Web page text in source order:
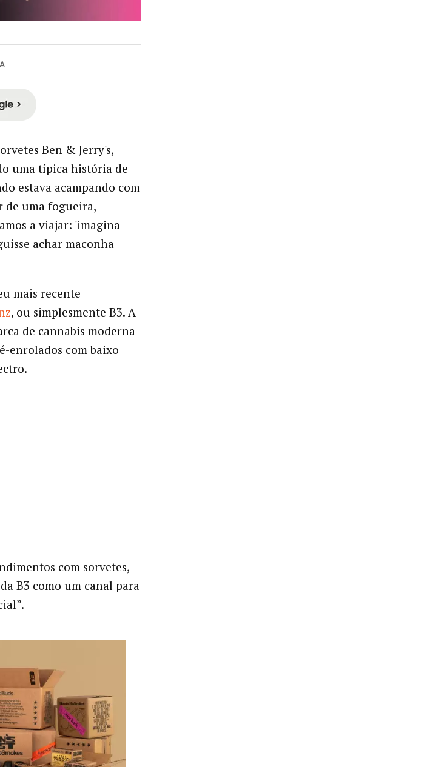
Ben & Jerry's,
uma típica história de
estava acampando com
de uma fogueira,
a viajar: 'imagina
achar maconha
mais recente
, ou simplesmente B3. A
de cannabis moderna
enrolados com baixo
com sorvetes,
B3 como um canal para